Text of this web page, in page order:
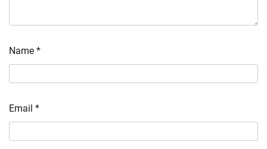
Name *
Email *